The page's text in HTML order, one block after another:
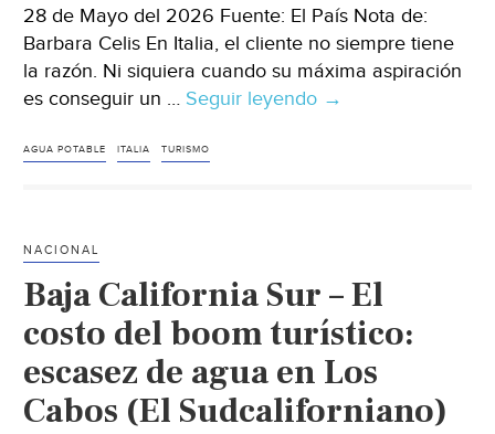
28 de Mayo del 2026 Fuente: El País Nota de:
Barbara Celis En Italia, el cliente no siempre tiene
la razón. Ni siquiera cuando su máxima aspiración
es conseguir un … Seguir leyendo Mundo
a
servir
agua
del
grifo
→
AGUA POTABLE ITALIA TURISMO
NACIONAL
Baja California Sur – El
costo del boom turístico:
escasez de agua en Los
Cabos (El Sudcaliforniano)